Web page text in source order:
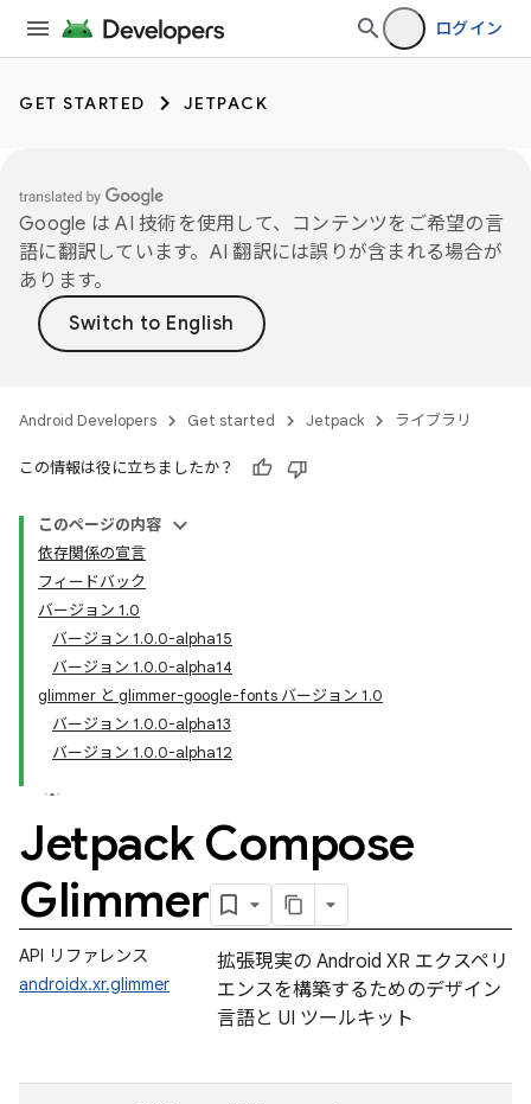
ログイン
GET STARTED JETPACK
Google は AI 技術を使用して、コンテンツをご希望の言
語に翻訳しています。AI 翻訳には誤りが含まれる場合が
あります。
Android Developers Get started Jetpack ライブラリ
この情報は役に立ちましたか？
このページの内容
依存関係の宣言
フィードバック
バージョン 1.0
バージョン 1.0.0-alpha15
バージョン 1.0.0-alpha14
glimmer と glimmer-google-fonts バージョン 1.0
バージョン 1.0.0-alpha13
バージョン 1.0.0-alpha12
Jetpack Compose
Glimmer
API リファレンス
androidx.xr.glimmer
拡張現実の Android XR エクスペリ
エンスを構築するためのデザイン
言語と UI ツールキット